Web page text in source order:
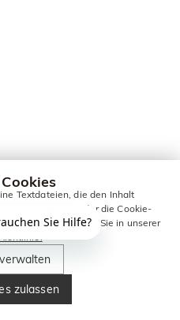
Textdateien, die den Inhalt
zulassen oder die Cookie-
erhalten Sie in unserer
zulassen